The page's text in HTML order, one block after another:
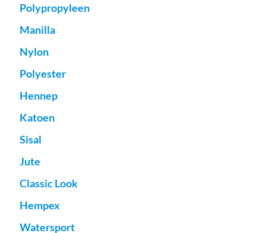
Polypropyleen
Manilla
Nylon
Polyester
Hennep
Katoen
Sisal
Jute
Classic Look
Hempex
Watersport